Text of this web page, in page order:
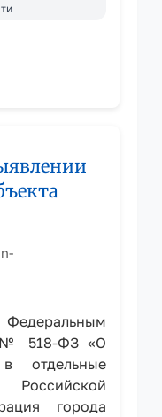
-
№ 518-ФЗ «О
отдельные
Российской
города